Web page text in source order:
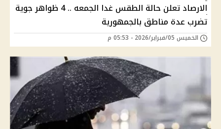
الارصاد تعلن حالة الطقس غدا الجمعه .. 4 ظواهر جوية
تضرب عدة مناطق بالجمهورية
الخميس 05/فبراير/2026 - 05:53 م